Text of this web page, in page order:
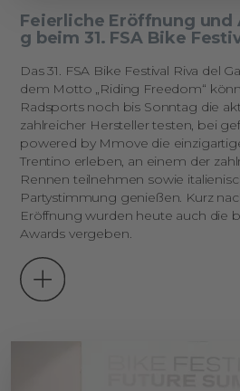
Feierliche Eröffnung und
g beim 31. FSA Bike
Das 31. FSA Bike Festival Riva del
dem Motto „Riding Freedom“
Radsports noch bis Sonntag die
zahlreicher Hersteller testen, bei
powered by Mmove die
Trentino erleben, an einem der
Rennen teilnehmen sowie
Partystimmung genießen. Kurz
Eröffnung wurden heute auch die
Awards vergeben.